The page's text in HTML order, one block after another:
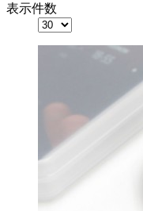
表示件数